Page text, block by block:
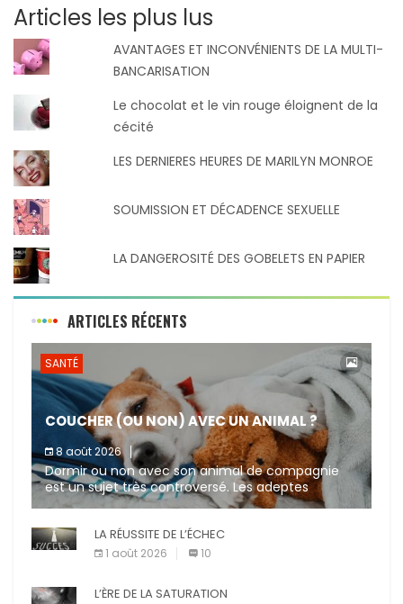
Articles les plus lus
AVANTAGES ET INCONVÉNIENTS DE LA MULTI-
BANCARISATION
Le chocolat et le vin rouge éloignent de la
cécité
LES DERNIERES HEURES DE MARILYN MONROE
SOUMISSION ET DÉCADENCE SEXUELLE
LA DANGEROSITÉ DES GOBELETS EN PAPIER
ARTICLES RÉCENTS
SANTÉ
COUCHER (OU NON) AVEC UN ANIMAL ?
8 août 2026
Dormir ou non avec son animal de compagnie
est un sujet très controversé. Les adeptes
affirment que la présence de leur compagnon à
LA RÉUSSITE DE L’ÉCHEC
1 août 2026 10
L’ÈRE DE LA SATURATION